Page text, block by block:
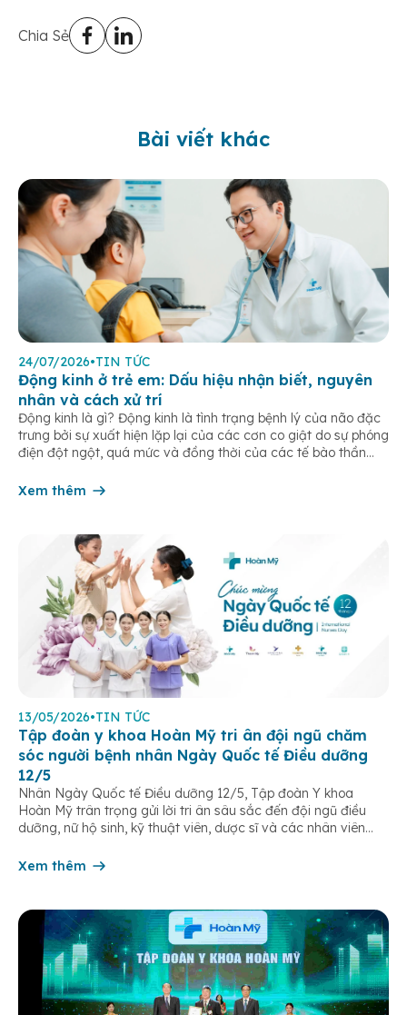
Chia Sẻ
Bài viết khác
24/07/2026•TIN TỨC
Động kinh ở trẻ em: Dấu hiệu nhận biết, nguyên
nhân và cách xử trí
Động kinh là gì? Động kinh là tình trạng bệnh lý của não đặc
trưng bởi sự xuất hiện lặp lại của các cơn co giật do sự phóng
điện đột ngột, quá mức và đồng thời của các tế bào thần
Xem thêm
13/05/2026•TIN TỨC
Tập đoàn y khoa Hoàn Mỹ tri ân đội ngũ chăm
sóc người bệnh nhân Ngày Quốc tế Điều dưỡng
12/5
Nhân Ngày Quốc tế Điều dưỡng 12/5, Tập đoàn Y khoa
Hoàn Mỹ trân trọng gửi lời tri ân sâu sắc đến đội ngũ điều
dưỡng, nữ hộ sinh, kỹ thuật viên, dược sĩ và các nhân viên
âm thầm đồng hành trên […]
Xem thêm